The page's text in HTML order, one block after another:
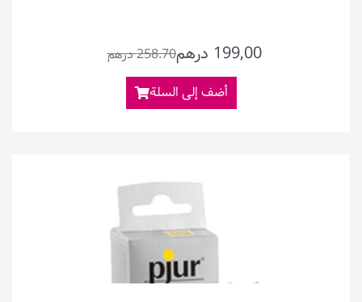
199,00 درهم
258.70 درهم
أضف إلى السلة